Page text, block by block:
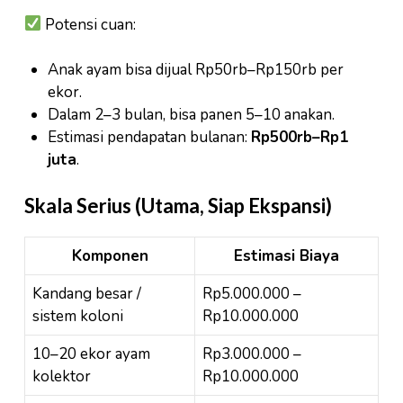
Potensi cuan:
Anak ayam bisa dijual Rp50rb–Rp150rb per
ekor.
Dalam 2–3 bulan, bisa panen 5–10 anakan.
Estimasi pendapatan bulanan: Rp500rb–Rp1
juta.
Skala Serius (Utama, Siap Ekspansi)
Komponen
Estimasi Biaya
Kandang besar /
sistem koloni
Rp5.000.000 –
Rp10.000.000
10–20 ekor ayam
kolektor
Rp3.000.000 –
Rp10.000.000